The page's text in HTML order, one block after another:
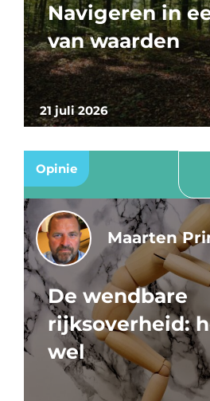
21 juli 2026
Navigeren in
van waarden
Opinie
Maarten
De wendbare
rijksoverheid:
wel